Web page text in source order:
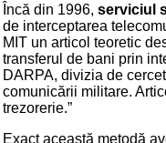
Încă din 1996, serviciul
de interceptarea
MIT un articol teoretic
transferul de bani prin
DARPA, divizia de
comunicării militare.
trezorerie.”
Exact această metodă